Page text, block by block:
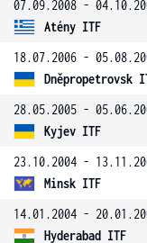
07.09.2008 -
Atény ITF
18.07.2006 -
Dněpropetrovsk
28.05.2005 -
Kyjev ITF
23.10.2004 -
Minsk ITF
14.01.2004 -
Hyderabad ITF